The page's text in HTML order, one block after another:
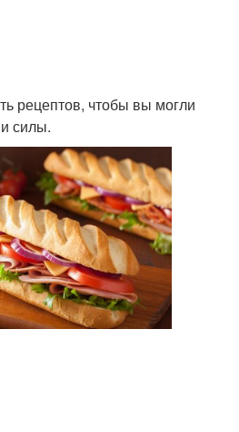
Классический сэндвич
Соус для сэндвича
рецептов, чтобы вы могли
силы.